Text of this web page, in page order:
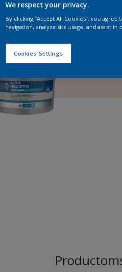
We respect your privacy.
By clicking “Accept All Cookies”, you
navigation, analyze site usage, and assist
Cookies Settings